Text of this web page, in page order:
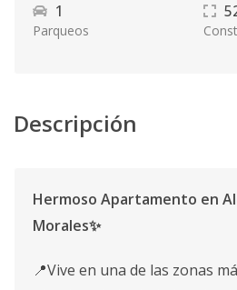
1
Parqueos
Descripción
Hermoso Apartamento en
Morales✨
📍Vive en una de las zonas